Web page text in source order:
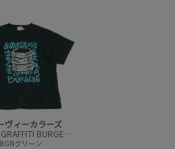
ヴィーカラーズ
テンジク GRAFFITI BURGER TEE
8GNグリーン